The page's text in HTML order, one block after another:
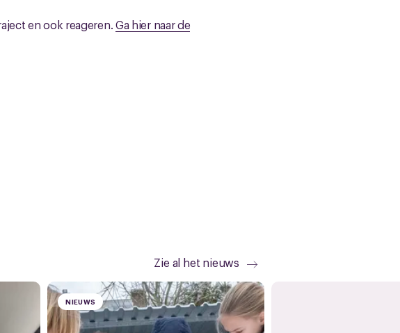
en ook reageren.Ga hier naar de
Zie al het nieuws
NIEUWS